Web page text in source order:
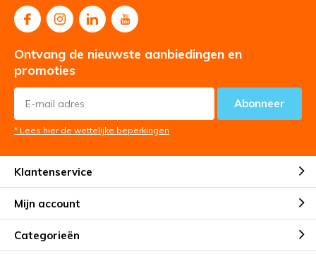
Ontvang de nieuwste aanbiedingen en
promoties
Abonneer
* Lees hier de wettelijke beperkingen
Klantenservice
Mijn account
Categorieën